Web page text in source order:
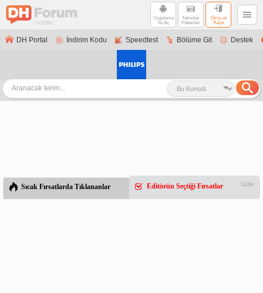
Uygulama
ile Aç
Teknoloji
Haberleri
Giriş ve
Kayıt
DH Portal İndirim Kodu Speedtest Bölüme Git Destek
Sıcak Fırsatlarda Tıklananlar Editörün Seçtiği Fırsatlar Gizle